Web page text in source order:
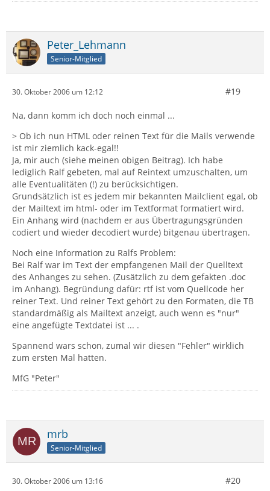
Peter_Lehmann
Senior-Mitglied
30. Oktober 2006 um 12:12 #19
Na, dann komm ich doch noch einmal ...
> Ob ich nun HTML oder reinen Text für die Mails verwende
ist mir ziemlich kack-egal!!
Ja, mir auch (siehe meinen obigen Beitrag). Ich habe
lediglich Ralf gebeten, mal auf Reintext umzuschalten, um
alle Eventualitäten (!) zu berücksichtigen.
Grundsätzlich ist es jedem mir bekannten Mailclient egal, ob
der Mailtext im html- oder im Textformat formatiert wird.
Ein Anhang wird (nachdem er aus Übertragungsgründen
codiert und wieder decodiert wurde) bitgenau übertragen.
Noch eine Information zu Ralfs Problem:
Bei Ralf war im Text der empfangenen Mail der Quelltext
des Anhanges zu sehen. (Zusätzlich zu dem gefakten .doc
im Anhang). Begründung dafür: rtf ist vom Quellcode her
reiner Text. Und reiner Text gehört zu den Formaten, die TB
standardmäßig als Mailtext anzeigt, auch wenn es "nur"
eine angefügte Textdatei ist ... .
Spannend wars schon, zumal wir diesen "Fehler" wirklich
zum ersten Mal hatten.
MfG "Peter"
mrb
Senior-Mitglied
30. Oktober 2006 um 13:16 #20